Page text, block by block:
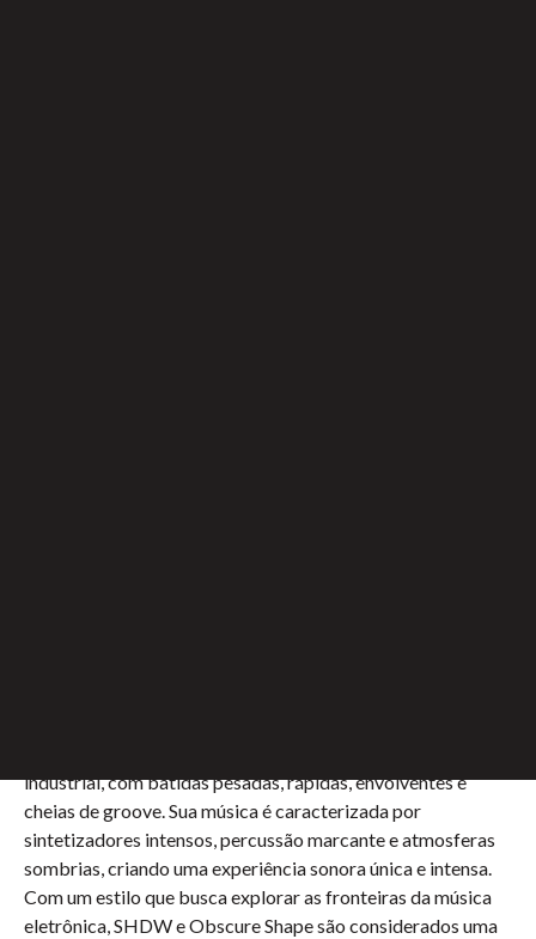
industrial, com batidas pesadas, rápidas, envolventes e
cheias de groove. Sua música é caracterizada por
sintetizadores intensos, percussão marcante e atmosferas
sombrias, criando uma experiência sonora única e intensa.
Com um estilo que busca explorar as fronteiras da música
eletrônica, SHDW e Obscure Shape são considerados uma